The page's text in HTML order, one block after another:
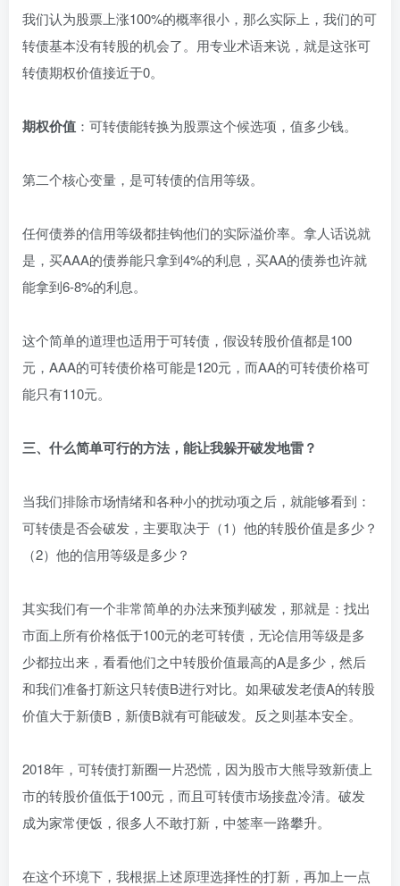
我们认为股票上涨100%的概率很小，那么实际上，我们的可
转债基本没有转股的机会了。用专业术语来说，就是这张可
转债期权价值接近于0。
期权价值 ：可转债能转换为股票这个候选项，值多少钱。
第二个核心变量，是可转债的信用等级。
任何债券的信用等级都挂钩他们的实际溢价率。拿人话说就
是，买AAA的债券能只拿到4%的利息，买AA的债券也许就
能拿到6-8%的利息。
这个简单的道理也适用于可转债，假设转股价值都是100
元，AAA的可转债价格可能是120元，而AA的可转债价格可
能只有110元。
三、什么简单可行的方法，能让我躲开破发地雷？
当我们排除市场情绪和各种小的扰动项之后，就能够看到：
可转债是否会破发，主要取决于（1）他的转股价值是多少？
（2）他的信用等级是多少？
其实我们有一个非常简单的办法来预判破发，那就是：找出
市面上所有价格低于100元的老可转债，无论信用等级是多
少都拉出来，看看他们之中转股价值最高的A是多少，然后
和我们准备打新这只转债B进行对比。如果破发老债A的转股
价值大于新债B，新债B就有可能破发。反之则基本安全。
2018年，可转债打新圈一片恐慌，因为股市大熊导致新债上
市的转股价值低于100元，而且可转债市场接盘冷清。破发
成为家常便饭，很多人不敢打新，中签率一路攀升。
在这个环境下，我根据上述原理选择性的打新，再加上一点